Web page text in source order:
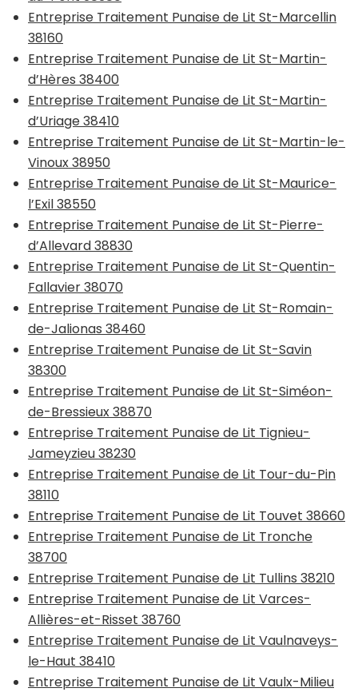
Entreprise Traitement Punaise de Lit St-Marcellin
38160
Entreprise Traitement Punaise de Lit St-Martin-
d’Hères 38400
Entreprise Traitement Punaise de Lit St-Martin-
d’Uriage 38410
Entreprise Traitement Punaise de Lit St-Martin-le-
Vinoux 38950
Entreprise Traitement Punaise de Lit St-Maurice-
l’Exil 38550
Entreprise Traitement Punaise de Lit St-Pierre-
d’Allevard 38830
Entreprise Traitement Punaise de Lit St-Quentin-
Fallavier 38070
Entreprise Traitement Punaise de Lit St-Romain-
de-Jalionas 38460
Entreprise Traitement Punaise de Lit St-Savin
38300
Entreprise Traitement Punaise de Lit St-Siméon-
de-Bressieux 38870
Entreprise Traitement Punaise de Lit Tignieu-
Jameyzieu 38230
Entreprise Traitement Punaise de Lit Tour-du-Pin
38110
Entreprise Traitement Punaise de Lit Touvet 38660
Entreprise Traitement Punaise de Lit Tronche
38700
Entreprise Traitement Punaise de Lit Tullins 38210
Entreprise Traitement Punaise de Lit Varces-
Allières-et-Risset 38760
Entreprise Traitement Punaise de Lit Vaulnaveys-
le-Haut 38410
Entreprise Traitement Punaise de Lit Vaulx-Milieu